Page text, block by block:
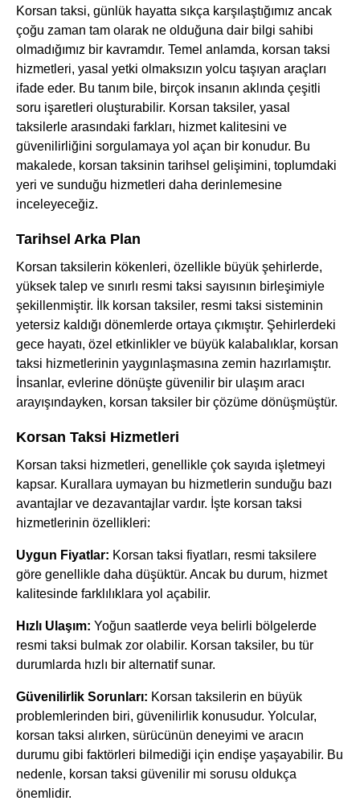
Korsan taksi, günlük hayatta sıkça karşılaştığımız ancak
çoğu zaman tam olarak ne olduğuna dair bilgi sahibi
olmadığımız bir kavramdır. Temel anlamda, korsan taksi
hizmetleri, yasal yetki olmaksızın yolcu taşıyan araçları
ifade eder. Bu tanım bile, birçok insanın aklında çeşitli
soru işaretleri oluşturabilir. Korsan taksiler, yasal
taksilerle arasındaki farkları, hizmet kalitesini ve
güvenilirliğini sorgulamaya yol açan bir konudur. Bu
makalede, korsan taksinin tarihsel gelişimini, toplumdaki
yeri ve sunduğu hizmetleri daha derinlemesine
inceleyeceğiz.
Tarihsel Arka Plan
Korsan taksilerin kökenleri, özellikle büyük şehirlerde,
yüksek talep ve sınırlı resmi taksi sayısının birleşimiyle
şekillenmiştir. İlk korsan taksiler, resmi taksi sisteminin
yetersiz kaldığı dönemlerde ortaya çıkmıştır. Şehirlerdeki
gece hayatı, özel etkinlikler ve büyük kalabalıklar, korsan
taksi hizmetlerinin yaygınlaşmasına zemin hazırlamıştır.
İnsanlar, evlerine dönüşte güvenilir bir ulaşım aracı
arayışındayken, korsan taksiler bir çözüme dönüşmüştür.
Korsan Taksi Hizmetleri
Korsan taksi hizmetleri, genellikle çok sayıda işletmeyi
kapsar. Kurallara uymayan bu hizmetlerin sunduğu bazı
avantajlar ve dezavantajlar vardır. İşte korsan taksi
hizmetlerinin özellikleri:
Uygun Fiyatlar: Korsan taksi fiyatları, resmi taksilere
göre genellikle daha düşüktür. Ancak bu durum, hizmet
kalitesinde farklılıklara yol açabilir.
Hızlı Ulaşım: Yoğun saatlerde veya belirli bölgelerde
resmi taksi bulmak zor olabilir. Korsan taksiler, bu tür
durumlarda hızlı bir alternatif sunar.
Güvenilirlik Sorunları: Korsan taksilerin en büyük
problemlerinden biri, güvenilirlik konusudur. Yolcular,
korsan taksi alırken, sürücünün deneyimi ve aracın
durumu gibi faktörleri bilmediği için endişe yaşayabilir. Bu
nedenle, korsan taksi güvenilir mi sorusu oldukça
önemlidir.